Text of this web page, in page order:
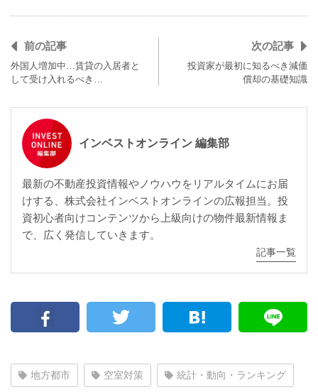
前の記事
外国人増加中…賃貸の入居者と
して受け入れるべき…
次の記事
投資家が最初に知るべき減価
償却の基礎知識
インベストオンライン 編集部
最新の不動産投資情報やノウハウをリアルタイムにお届
けする、株式会社インベストオンラインの広報担当。投
資初心者向けコンテンツから上級向けの物件最新情報ま
で、広く発信していきます。
記事一覧
地方都市 空室対策 統計・動向・ランキング